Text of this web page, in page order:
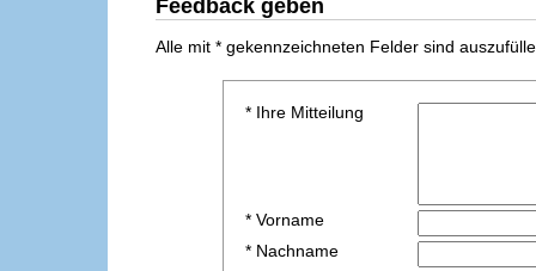
Feedback geben
Alle mit * gekennzeichneten Felder sind
* Ihre Mitteilung
* Vorname
* Nachname